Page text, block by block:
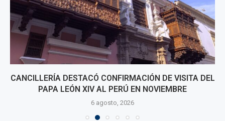
CANCILLERÍA DESTACÓ CONFIRMACIÓN DE VISITA DEL
PAPA LEÓN XIV AL PERÚ EN NOVIEMBRE
6 agosto, 2026